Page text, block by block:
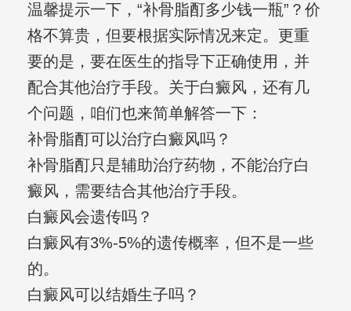
温馨提示一下，“补骨脂酊多少钱一瓶”？价
格不算贵，但要根据实际情况来定。更重
要的是，要在医生的指导下正确使用，并
配合其他治疗手段。关于白癜风，还有几
个问题，咱们也来简单解答一下：
补骨脂酊可以治疗白癜风吗？
补骨脂酊只是辅助治疗药物，不能治疗白
癜风，需要结合其他治疗手段。
白癜风会遗传吗？
白癜风有3%-5%的遗传概率，但不是一些
的。
白癜风可以结婚生子吗？